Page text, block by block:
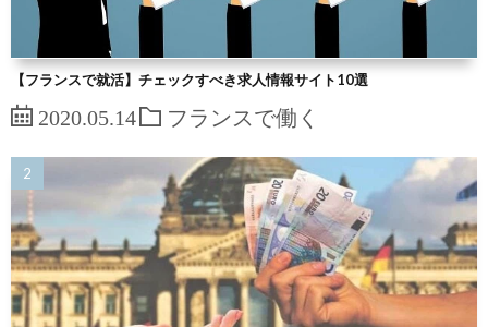
【フランスで就活】チェックすべき求人情報サイト10選
2020.05.14 フランスで働く